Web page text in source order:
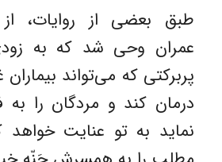
طبق بعضی از روایات،
عمران وحی شد که به
پربرکتی که می‌تواند بیماران
درمان کند و مردگان را به
نماید به تو عنایت خواهد